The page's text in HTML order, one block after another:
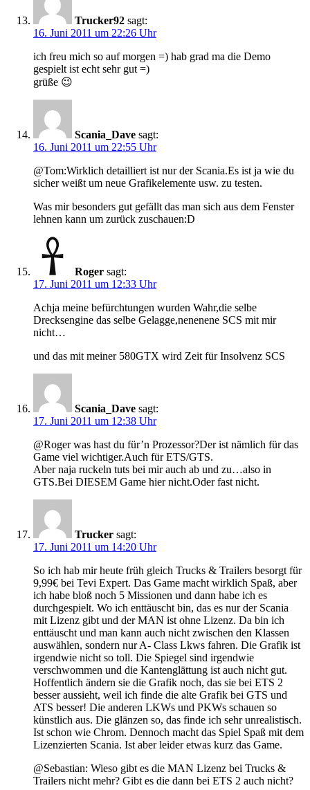
Trucker92 sagt:
16. Juni 2011 um 22:26 Uhr
ich freu mich so auf morgen =) hab grad ma die Demo
gespielt ist echt sehr gut =)
grüße 😉
Scania_Dave sagt:
16. Juni 2011 um 22:55 Uhr
@Tom:Wirklich detailliert ist nur der Scania.Es ist ja wie du
sicher weißt um neue Grafikelemente usw. zu testen.
Was mir besonders gut gefällt das man sich aus dem Fenster
lehnen kann um zurück zuschauen:D
Roger sagt:
17. Juni 2011 um 12:33 Uhr
Achja meine befürchtungen wurden Wahr,die selbe
Drecksengine das selbe Gelagge,nenenene SCS mit mir
nicht…
und das mit meiner 580GTX wird Zeit für Insolvenz SCS
Scania_Dave sagt:
17. Juni 2011 um 12:38 Uhr
@Roger was hast du für’n Prozessor?Der ist nämlich für das
Game viel wichtiger.Auch für ETS/GTS.
Aber naja ruckeln tuts bei mir auch ab und zu…also in
GTS.Bei DIESEM Game hier nicht.Oder fast nicht.
Trucker sagt:
17. Juni 2011 um 14:20 Uhr
So ich hab mir heute früh gleich Trucks & Trailers besorgt für
9,99€ bei Tevi Expert. Das Game macht wirklich Spaß, aber
ich habe bloß noch 5 Missionen und dann habe ich es
durchgespielt. Wo ich enttäuscht bin, das es nur der Scania
mit Lizenz gibt und der MAN ist ohne Lizenz. Da bin ich
enttäuscht und man kann auch nicht zwischen den Klassen
auswählen, sondern nur A- Class Lkws fahren. Die Grafik ist
irgendwie nicht so toll. Die Spiegel sind irgendwie
verschwommen und die Kantenglättung ist auch nicht gut.
Hoffentlich ändern sie die Grafik noch, das sie bei ETS 2
besser aussieht, weil ich finde die alte Grafik bei GTS und
ATS besser! Die anderen LKWs und PKWs schauen so
künstlich aus. Die glänzen so, das finde ich sehr unrealistisch.
Ist schon wie Chrom. Dennoch macht das Spiel Spaß mit dem
Lizenzierten Scania. Ist aber leider etwas kurz das Game.
@Sebastian: Wieso gibt es die MAN Lizenz bei Trucks &
Trailers nicht mehr? Gibt es die dann bei ETS 2 auch nicht?